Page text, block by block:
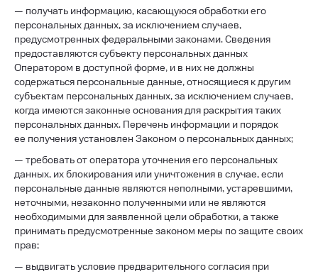
— получать информацию, касающуюся обработки его
персональных данных, за исключением случаев,
предусмотренных федеральными законами. Сведения
предоставляются субъекту персональных данных
Оператором в доступной форме, и в них не должны
содержаться персональные данные, относящиеся к другим
субъектам персональных данных, за исключением случаев,
когда имеются законные основания для раскрытия таких
персональных данных. Перечень информации и порядок
ее получения установлен Законом о персональных данных;
— требовать от оператора уточнения его персональных
данных, их блокирования или уничтожения в случае, если
персональные данные являются неполными, устаревшими,
неточными, незаконно полученными или не являются
необходимыми для заявленной цели обработки, а также
принимать предусмотренные законом меры по защите своих
прав;
— выдвигать условие предварительного согласия при